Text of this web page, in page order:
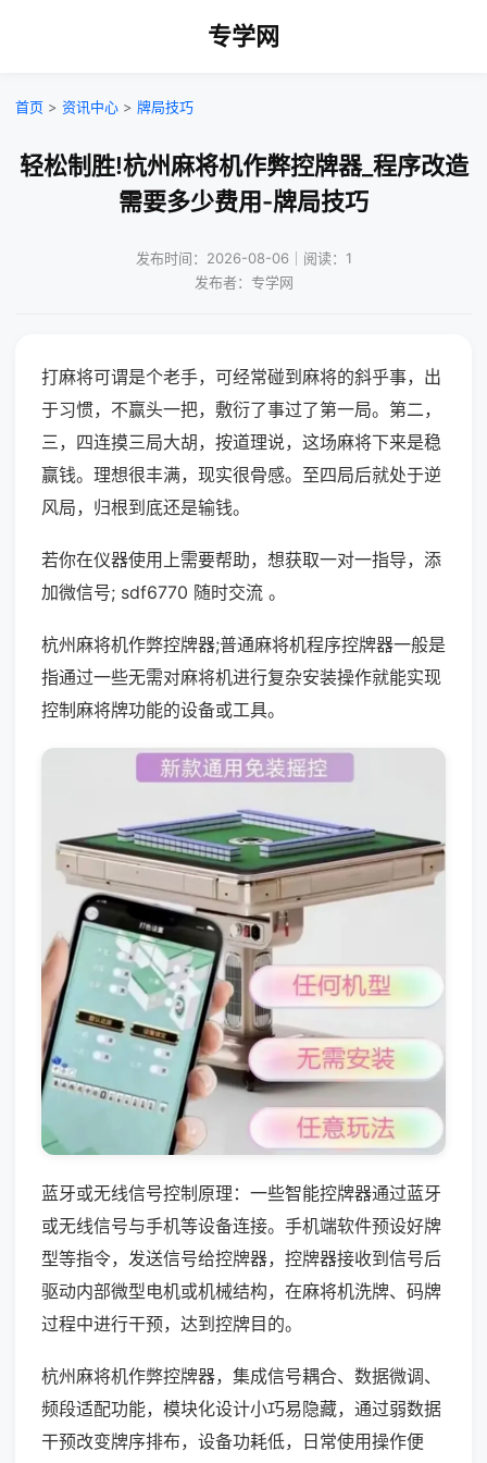
专学网
首页 > 资讯中心 > 牌局技巧
轻松制胜!杭州麻将机作弊控牌器_程序改造
需要多少费用-牌局技巧
发布时间：2026-08-06｜阅读：1
发布者：专学网
打麻将可谓是个老手，可经常碰到麻将的斜乎事，出
于习惯，不赢头一把，敷衍了事过了第一局。第二，
三，四连摸三局大胡，按道理说，这场麻将下来是稳
赢钱。理想很丰满，现实很骨感。至四局后就处于逆
风局，归根到底还是输钱。
若你在仪器使用上需要帮助，想获取一对一指导，添
加微信号; sdf6770 随时交流 。
杭州麻将机作弊控牌器;普通麻将机程序控牌器一般是
指通过一些无需对麻将机进行复杂安装操作就能实现
控制麻将牌功能的设备或工具。
蓝牙或无线信号控制原理：一些智能控牌器通过蓝牙
或无线信号与手机等设备连接。手机端软件预设好牌
型等指令，发送信号给控牌器，控牌器接收到信号后
驱动内部微型电机或机械结构，在麻将机洗牌、码牌
过程中进行干预，达到控牌目的。
杭州麻将机作弊控牌器，集成信号耦合、数据微调、
频段适配功能，模块化设计小巧易隐藏，通过弱数据
干预改变牌序排布，设备功耗低，日常使用操作便